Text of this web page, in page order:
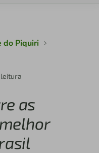
do Piquiri
leitura
as